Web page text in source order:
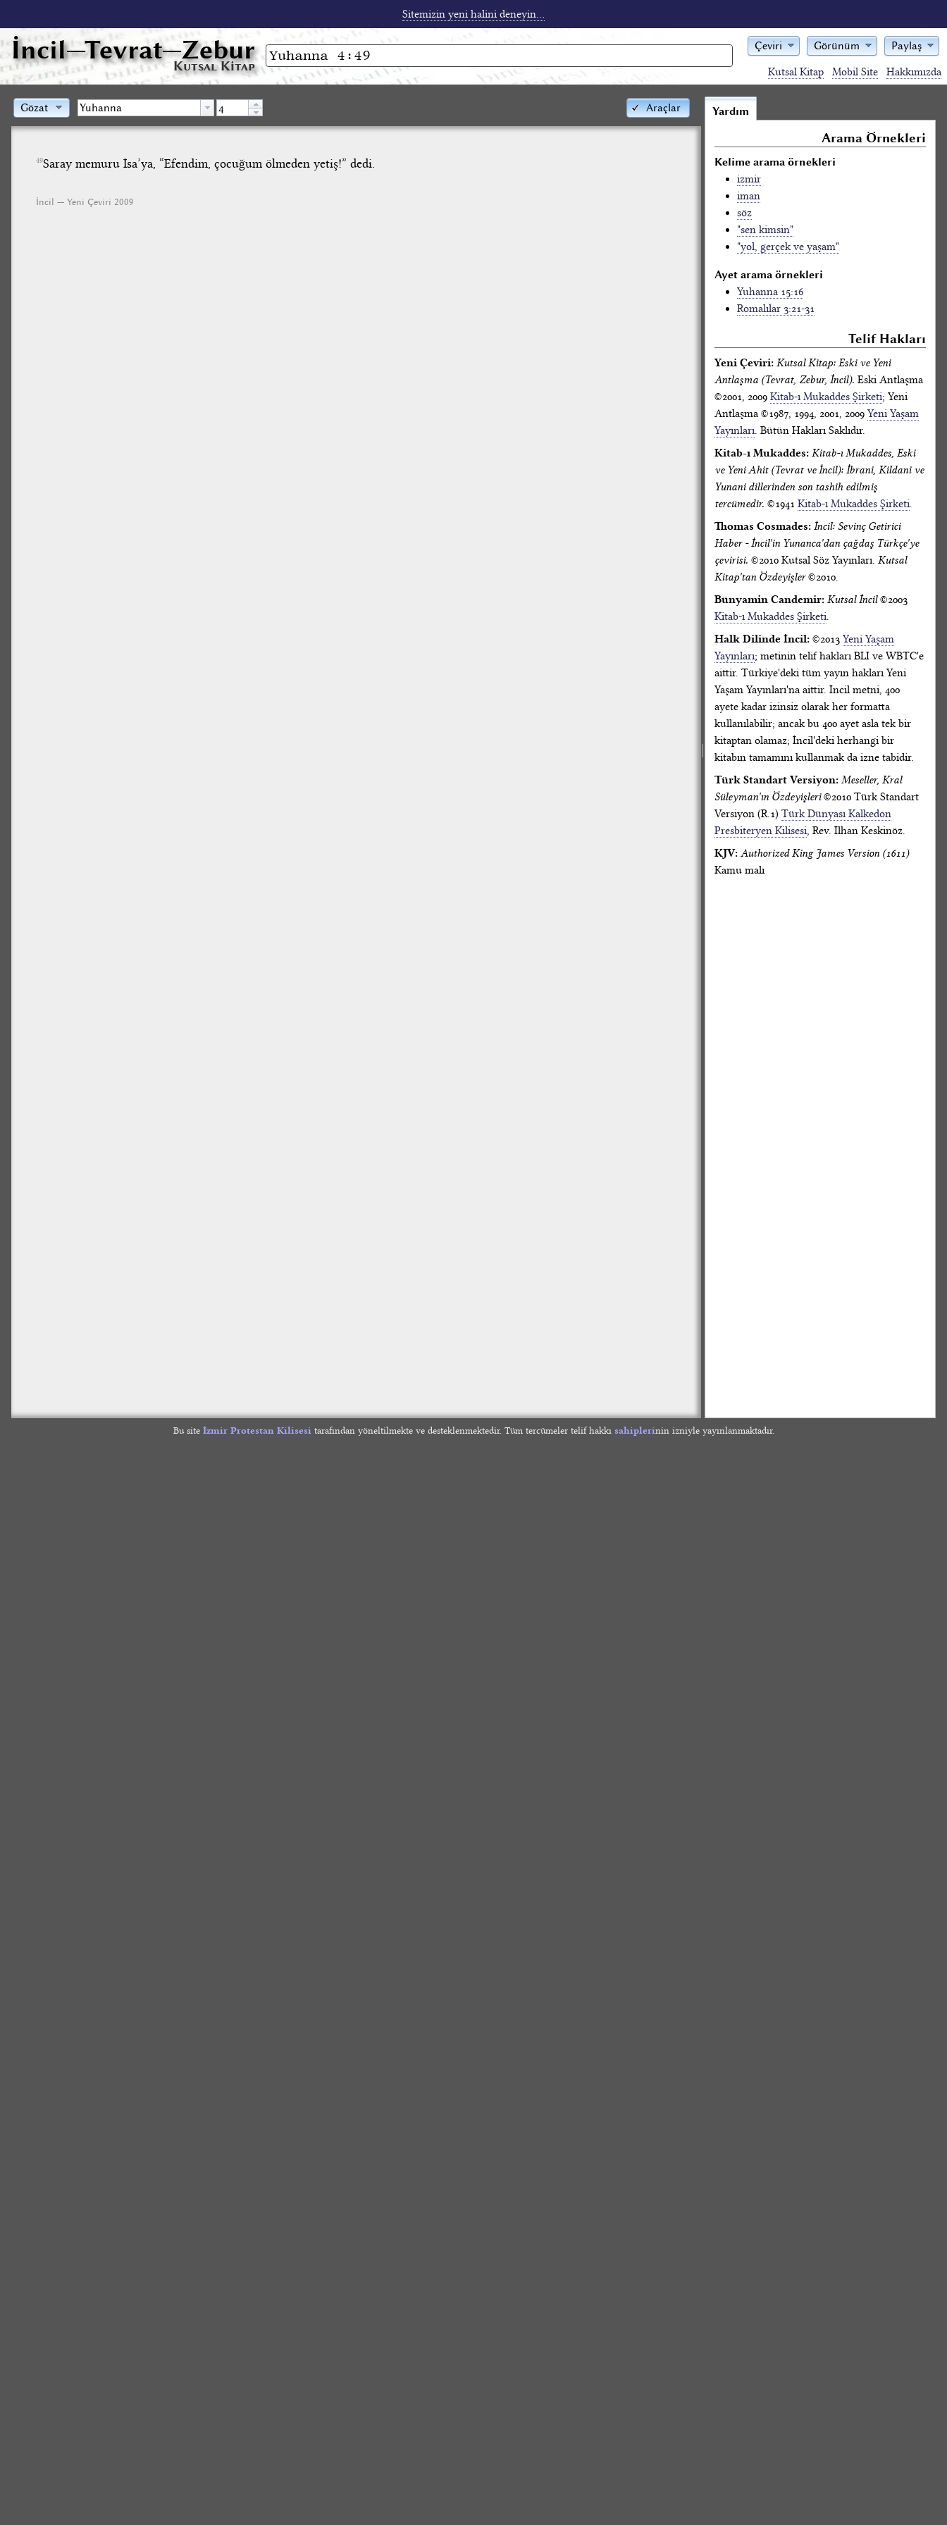
Sitemizin yeni halini deneyin...
İncil—Tevrat—Zebur
Kutsal Kitap
Çeviri Görünüm Paylaş
Kutsal Kitap Mobil Site Hakkımızda
Araçlar
Gözat
49Saray memuru İsa’ya, “Efendim, çocuğum ölmeden yetiş!” dedi.
İncil — Yeni Çeviri 2009
Yardım
Arama Örnekleri
Kelime arama örnekleri
izmir
iman
söz
"sen kimsin"
"yol, gerçek ve yaşam"
Ayet arama örnekleri
Yuhanna 15:16
Romalılar 3:21-31
Telif Hakları
Yeni Çeviri: Kutsal Kitap: Eski ve Yeni
Antlaşma (Tevrat, Zebur, İncil). Eski Antlaşma
©2001, 2009 Kitab-ı Mukaddes Şirketi; Yeni
Antlaşma ©1987, 1994, 2001, 2009 Yeni Yaşam
Yayınları. Bütün Hakları Saklıdır.
Kitab-ı Mukaddes: Kitab-ı Mukaddes, Eski
ve Yeni Ahit (Tevrat ve İncil): İbrani, Kildani ve
Yunani dillerinden son tashih edilmiş
tercümedir. ©1941 Kitab-ı Mukaddes Şirketi.
Thomas Cosmades: İncil: Sevinç Getirici
Haber - İncil'in Yunanca'dan çağdaş Türkçe'ye
çevirisi. ©2010 Kutsal Söz Yayınları. Kutsal
Kitap'tan Özdeyişler©2010.
Bünyamin Candemir: Kutsal İncil©2003
Kitab-ı Mukaddes Şirketi.
Halk Dilinde İncil: ©2013 Yeni Yaşam
Yayınları; metinin telif hakları BLI ve WBTC'e
aittir. Türkiye'deki tüm yayın hakları Yeni
Yaşam Yayınları'na aittir. İncil metni, 400
ayete kadar izinsiz olarak her formatta
kullanılabilir; ancak bu 400 ayet asla tek bir
kitaptan olamaz; İncil'deki herhangi bir
kitabın tamamını kullanmak da izne tabidir.
Türk Standart Versiyon: Meseller, Kral
Süleyman'ın Özdeyişleri©2010 Türk Standart
Versiyon (R.1) Türk Dünyası Kalkedon
Presbiteryen Kilisesi, Rev. İlhan Keskinöz.
KJV: Authorized King James Version (1611)
Kamu malı
Bu site İzmir Protestan Kilisesitarafından yöneltilmekte ve desteklenmektedir. Tüm tercümeler telif hakkı sahiplerinin izniyle yayınlanmaktadır.